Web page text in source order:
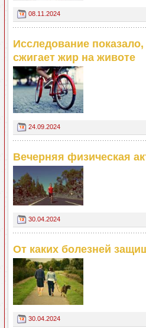
08.11.2024
Исследование
сжигает жир на животе
24.09.2024
Вечерняя физическая
30.04.2024
От каких болезней
30.04.2024